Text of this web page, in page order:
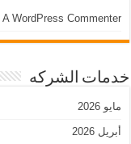
A WordPress Commenter
خدمات الشركه
مايو 2026
أبريل 2026